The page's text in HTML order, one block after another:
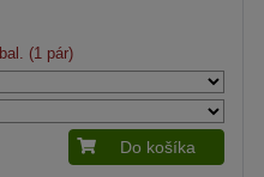
(1 pár)
Do košíka